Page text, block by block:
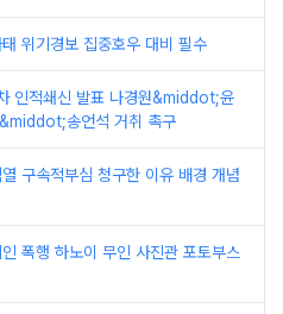
위기경보 집중호우 대비 필수
인적쇄신 발표 나경원&middot;윤
송언석 거취 촉구
구속적부심 청구한 이유 배경 개념
폭행 하노이 무인 사진관 포토부스